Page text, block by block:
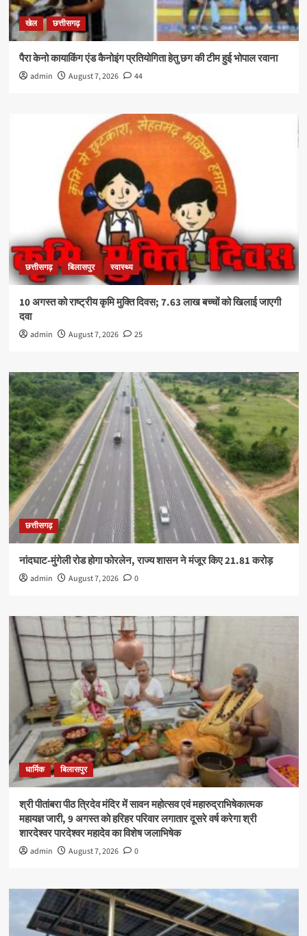
खेल छत्तीसगढ़
पैरा केनो कायाकिंग एंड कैनोइंग प्रतियोगिता हेतु छग की टीम हुई भोपाल रवाना
admin August 7, 2026 44
छत्तीसगढ़ बिलासपुर स्वास्थ्य
10 अगस्त को राष्ट्रीय कृमि मुक्ति दिवस; 7.63 लाख बच्चों को खिलाई जाएगी
दवा
admin August 7, 2026 25
छत्तीसगढ़
नांदघाट-मुंगेली रोड होगा फोरलेन, राज्य शासन ने मंजूर किए 21.81 करोड़
admin August 7, 2026 0
धार्मिक बिलासपुर
श्री पीतांबरा पीठ त्रिदेव मंदिर में सावन महोत्सव एवं महारुद्राभिषेकात्मक
महायज्ञ जारी, 9 अगस्त को हरिहर परिवार लगातार दूसरे वर्ष करेगा श्री
शारदेश्वर पारदेश्वर महादेव का विशेष जलाभिषेक
admin August 7, 2026 0